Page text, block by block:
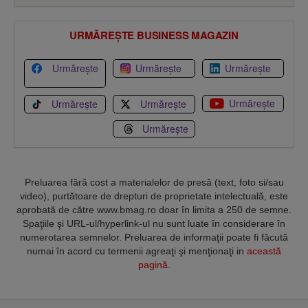
URMĂREȘTE BUSINESS MAGAZIN
Urmărește Urmărește Urmărește
Urmărește Urmărește
Urmărește
Urmărește
Preluarea fără cost a materialelor de presă (text, foto si/sau
video), purtătoare de drepturi de proprietate intelectuală, este
aprobată de către www.bmag.ro doar în limita a 250 de semne.
Spaţiile şi URL-ul/hyperlink-ul nu sunt luate în considerare în
numerotarea semnelor. Preluarea de informaţii poate fi făcută
numai în acord cu termenii agreaţi şi menţionaţi in această
pagină